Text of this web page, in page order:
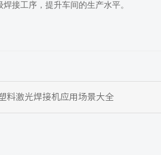
接工序，提升车间的生产水平。
料激光焊接机应用场景大全